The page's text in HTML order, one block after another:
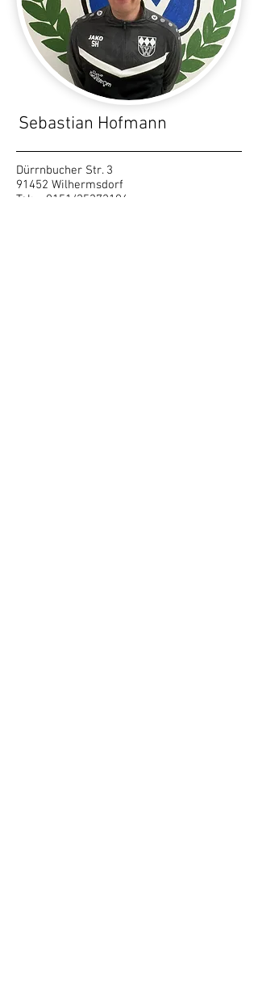
Sebastian Hofmann
​Dürrnbucher Str. 3
91452 Wilhermsdorf
Tel: 0151/25372106